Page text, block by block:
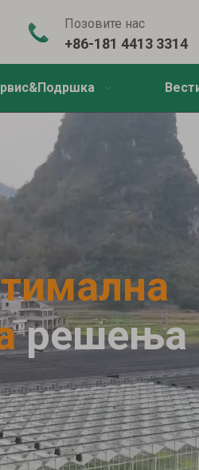
Позовите нас
+86-181 4413 3314
решења